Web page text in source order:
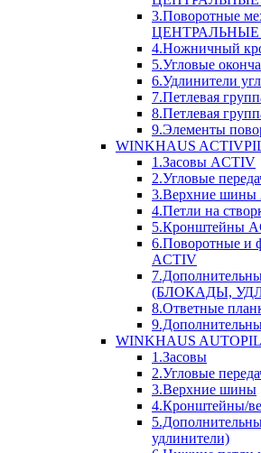
3.Поворотные
ЦЕНТРАЛЬНЫЕ
4.Ножничный
5.Угловые
6.Удлинители
7.Петлевая
8.Петлевая
9.Элементы
WINKHAUS
1.Засовы ACTIV
2.Угловые
3.Верхние
4.Петли на
5.Кронштейны
6.Поворотные и
ACTIV
(БЛОКАДЫ,
8.Ответные
WINKHAUS
1.Засовы
2.Угловые
3.Верхние шины
4.Кронштейны/
удлинители)